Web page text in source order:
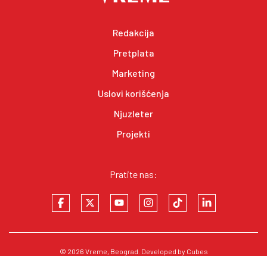
Redakcija
Pretplata
Marketing
Uslovi korišćenja
Njuzleter
Projekti
Pratite nas:
© 2026 Vreme, Beograd. Developed by Cubes